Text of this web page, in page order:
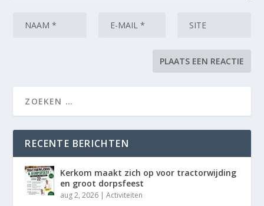
RECENTE BERICHTEN
Kerkom maakt zich op voor tractorwijding
en groot dorpsfeest
aug 2, 2026 |Activiteiten